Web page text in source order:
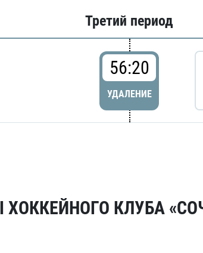
Третий период
56:20
УДАЛЕНИЕ
КЛУБА